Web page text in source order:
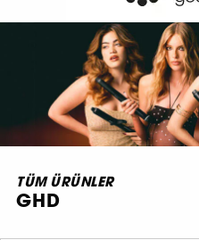
TÜM ÜRÜNLER
GHD